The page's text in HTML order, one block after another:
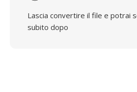
Lascia convertire il file e potrai
subito dopo